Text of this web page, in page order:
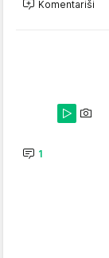
Komentariši
1